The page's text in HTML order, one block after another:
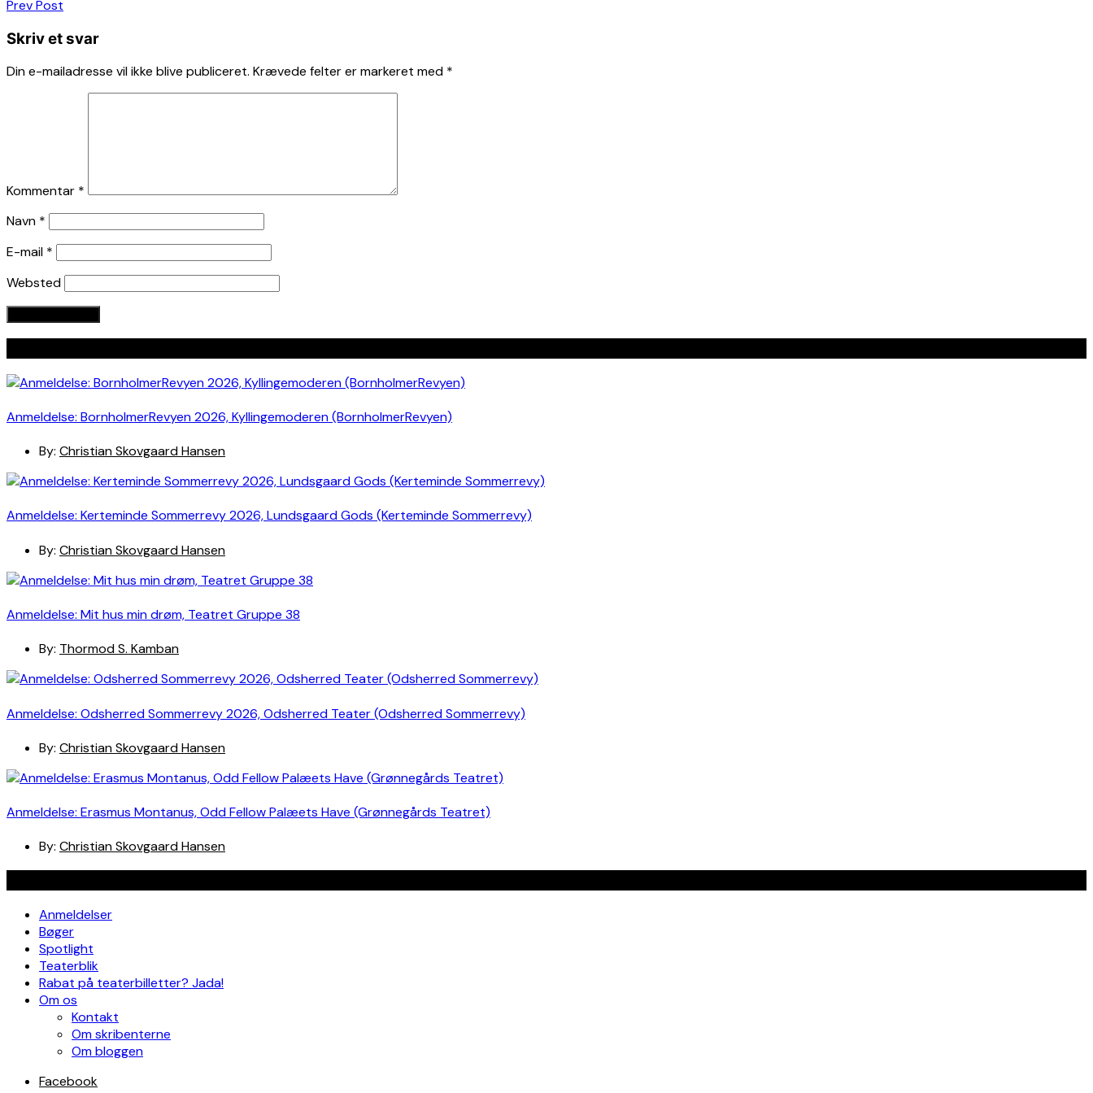
Indlægsnavigation
Prev Post
Skriv et svar
Din e-mailadresse vil ikke blive publiceret. Krævede felter er markeret med *
Kommentar *
Navn *
E-mail *
Websted
Anmeldelse: BornholmerRevyen 2026, Kyllingemoderen (BornholmerRevyen)
By: Christian Skovgaard Hansen
Anmeldelse: Kerteminde Sommerrevy 2026, Lundsgaard Gods (Kerteminde Sommerrevy)
By: Christian Skovgaard Hansen
Anmeldelse: Mit hus min drøm, Teatret Gruppe 38
By: Thormod S. Kamban
Anmeldelse: Odsherred Sommerrevy 2026, Odsherred Teater (Odsherred Sommerrevy)
By: Christian Skovgaard Hansen
Anmeldelse: Erasmus Montanus, Odd Fellow Palæets Have (Grønnegårds Teatret)
By: Christian Skovgaard Hansen
Anmeldelser
Bøger
Spotlight
Teaterblik
Rabat på teaterbilletter? Jada!
Om os
Kontakt
Om skribenterne
Om bloggen
Facebook